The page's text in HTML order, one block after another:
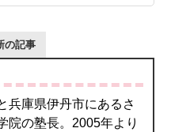
の記事
兵庫県伊丹市にあるさ
院の塾長。2005年より